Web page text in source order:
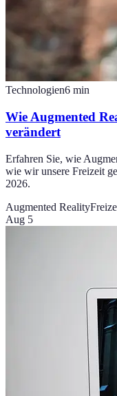
Technologien6 min
Wie Augmented
verändert
Erfahren Sie, wie
wie wir unsere Freizeit
2026.
Augmented Reality
Aug 5